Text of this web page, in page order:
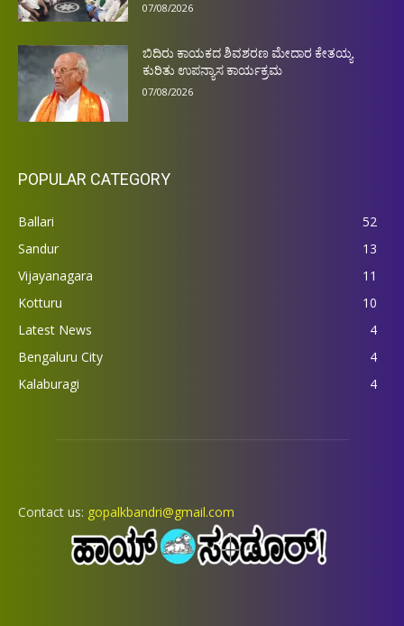
07/08/2026
ಬಿದಿರು ಕಾಯಕದ ಶಿವಶರಣ ಮೇದಾರ ಕೇತಯ್ಯ
ಕುರಿತು ಉಪನ್ಯಾಸ ಕಾರ್ಯಕ್ರಮ
07/08/2026
POPULAR CATEGORY
Ballari
52
Sandur
13
Vijayanagara
11
Kotturu
10
Latest News
4
Bengaluru City
4
Kalaburagi
4
Contact us: gopalkbandri@gmail.com